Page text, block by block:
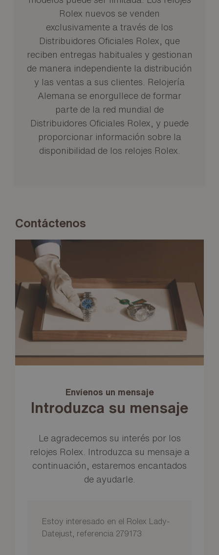
Rolex nuevos se venden
exclusivamente a través de los
Distribuidores Oficiales Rolex, que
reciben entregas habituales y gestionan
de manera independiente la distribución
y las ventas a sus clientes. Relojería
Alemana se enorgullece de formar
parte de la red mundial de
Distribuidores Oficiales Rolex, y puede
proporcionar información sobre la
disponibilidad de los relojes Rolex.
Contáctenos
Envíenos un mensaje
Introduzca su mensaje
Le agradecemos su interés por los
relojes Rolex. Introduzca su mensaje a
continuación, estaremos encantados
de ayudarle.